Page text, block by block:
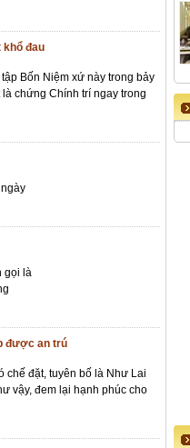
đau
Bốn Niệm xứ này trong bảy
chứng Chính trí ngay trong
gọi là
được an trú
chế đặt, tuyên bố là Như Lai
vậy, đem lại hạnh phúc cho